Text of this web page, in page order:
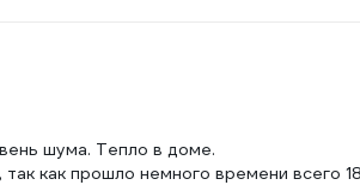
шума. Тепло в доме.
так как прошло немного времени всего